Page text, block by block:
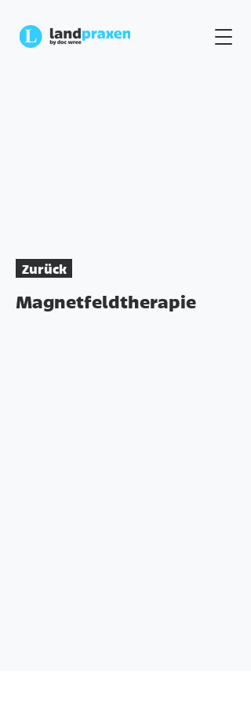
Zurück
Magnetfeldtherapie